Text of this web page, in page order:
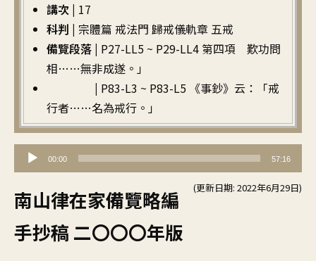
講次 | 17
科判 | 宗體篇 戒法門 歸戒儀軌章 五戒
備覽段落 | P27-LL5 ~ P29-LL4 第四項 歎功問
相……無非成遂。」
| P83-L3 ~ P83-L5 《事鈔》云：「戒
行者……名為戒行。」
訊
播
放
器
00:00 57:16
(更新日期: 2022年6月29日)
南山律在家備覽略編
手抄稿 二〇〇〇年版